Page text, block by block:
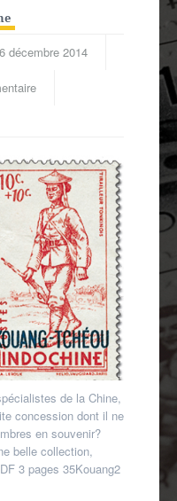
décembre 2014
de la Chine,
concession dont il ne
en souvenir?
belle collection,
3 pages 35Kouang2